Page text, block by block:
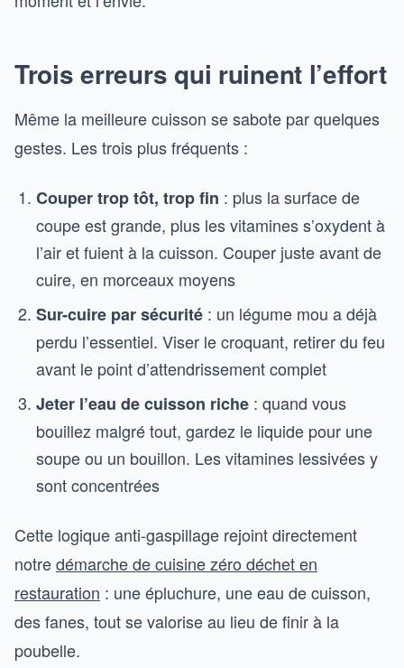
Trois erreurs qui ruinent l’effort
Même la meilleure cuisson se sabote par quelques
gestes. Les trois plus fréquents :
Couper trop tôt, trop fin : plus la surface de
coupe est grande, plus les vitamines s’oxydent à
l’air et fuient à la cuisson. Couper juste avant de
cuire, en morceaux moyens
Sur-cuire par sécurité : un légume mou a déjà
perdu l’essentiel. Viser le croquant, retirer du feu
avant le point d’attendrissement complet
Jeter l’eau de cuisson riche : quand vous
bouillez malgré tout, gardez le liquide pour une
soupe ou un bouillon. Les vitamines lessivées y
sont concentrées
Cette logique anti-gaspillage rejoint directement
notredémarche de cuisine zéro déchet en
restauration : une épluchure, une eau de cuisson,
des fanes, tout se valorise au lieu de finir à la
poubelle.